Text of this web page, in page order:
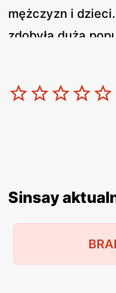
mężczyzn i
zdobyła dużą
nowoczesnym
oraz regularnymi
tych
modnych ubrań
marka jest
Sinsay